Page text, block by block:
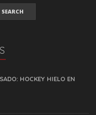
HOCKEY HIELO EN